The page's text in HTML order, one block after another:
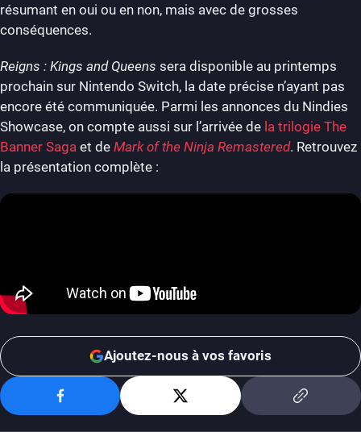
résumant en oui ou en non, mais avec de grosses
conséquences.
Reigns : Kings and Queens sera disponible au printemps
prochain sur Nintendo Switch, la date précise n’ayant pas
encore été communiquée. Parmi les annonces du Nindies
Showcase, on compte aussi sur l’arrivée de la trilogie The
Banner Saga et de Mark of the Ninja Remastered. Retrouvez
la présentation complète :
Ajoutez-nous à vos favoris